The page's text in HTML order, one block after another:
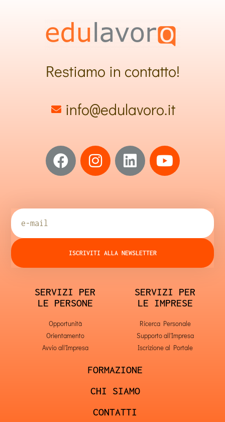
Restiamo in contatto!
info@edulavoro.it
ISCRIVITI ALLA NEWSLETTER
SERVIZI PER
LE PERSONE
Opportunità
Orientamento
Avvio all'Impresa
SERVIZI PER
LE IMPRESE
Ricerca Personale
Supporto all'Impresa
Iscrizione al Portale
FORMAZIONE
CHI SIAMO
CONTATTI